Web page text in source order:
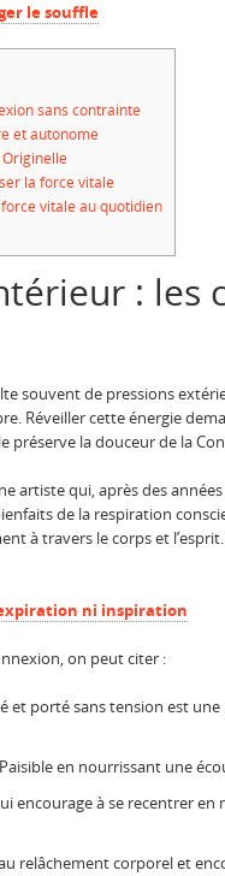
le souffle
sans contrainte
et autonome
la force vitale
vitale au quotidien
: les
souvent de pressions
Réveiller cette énergie
préserve la douceur de la
artiste qui, après des
de la respiration
à travers le corps et
ni inspiration
on peut citer :
et porté sans tension est
en nourrissant une
encourage à se recentrer
relâchement corporel et